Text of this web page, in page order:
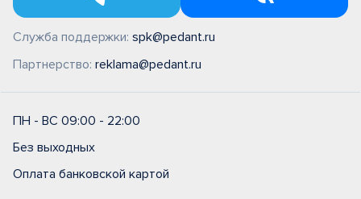
Служба поддержки: spk@pedant.ru
Партнерство: reklama@pedant.ru
ПН - ВС 09:00 - 22:00
Без выходных
Оплата банковской картой